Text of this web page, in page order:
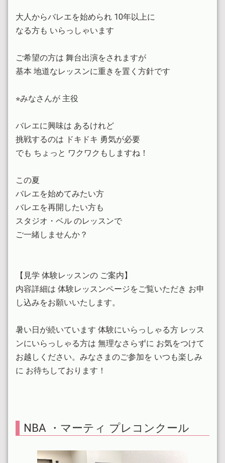
2025.04.20
New 子どもバレエクラス準備中です
〜５月末 新規入会中学生以下入会費無料
今年も一年ありがとうございました
年末は時間を変更しているクラスがあります
2024.11.29
【振替レッスン】ページを追加しました
2024.11.16
2025年1月より一部レッスン費に変更があります
2024.11.16
2025年1月より一部コース廃止いたします
単発 セミプライベートご希望の方へ
2024.10.20
舞台写真をギャラリーに掲載しました
NBAプレコンクール参加しました
マーティプレバレエコンクール参加しました
大人からバレエを始められ 10年以上に
なる方も いらっしゃいます
ご希望の方は 舞台出演をされますが
基本 地道なレッスンに重きを置く方針です
⭐︎みなさんが 主役
バレエに興味は あるけれど
挑戦するのは ドキドキ 勇気が必要
でも ちょっと ワクワクもしますね！
この夏
バレエを始めてみたい方
バレエを再開したい方も
スタジオ・ベル のレッスンで
ご一緒しませんか？
【見学 体験レッスンの ご案内】
内容詳細は 体験レッスンページをご覧いただき お申
し込みをお願いいたします。
暑い日が続いています 体験にいらっしゃる方 レッス
ンにいらっしゃる方は 無理なさらずに お気をつけて
お越しください。みなさまのご参加を いつも楽しみ
に お待ちしております！
NBA ・マーティ プレコンクール